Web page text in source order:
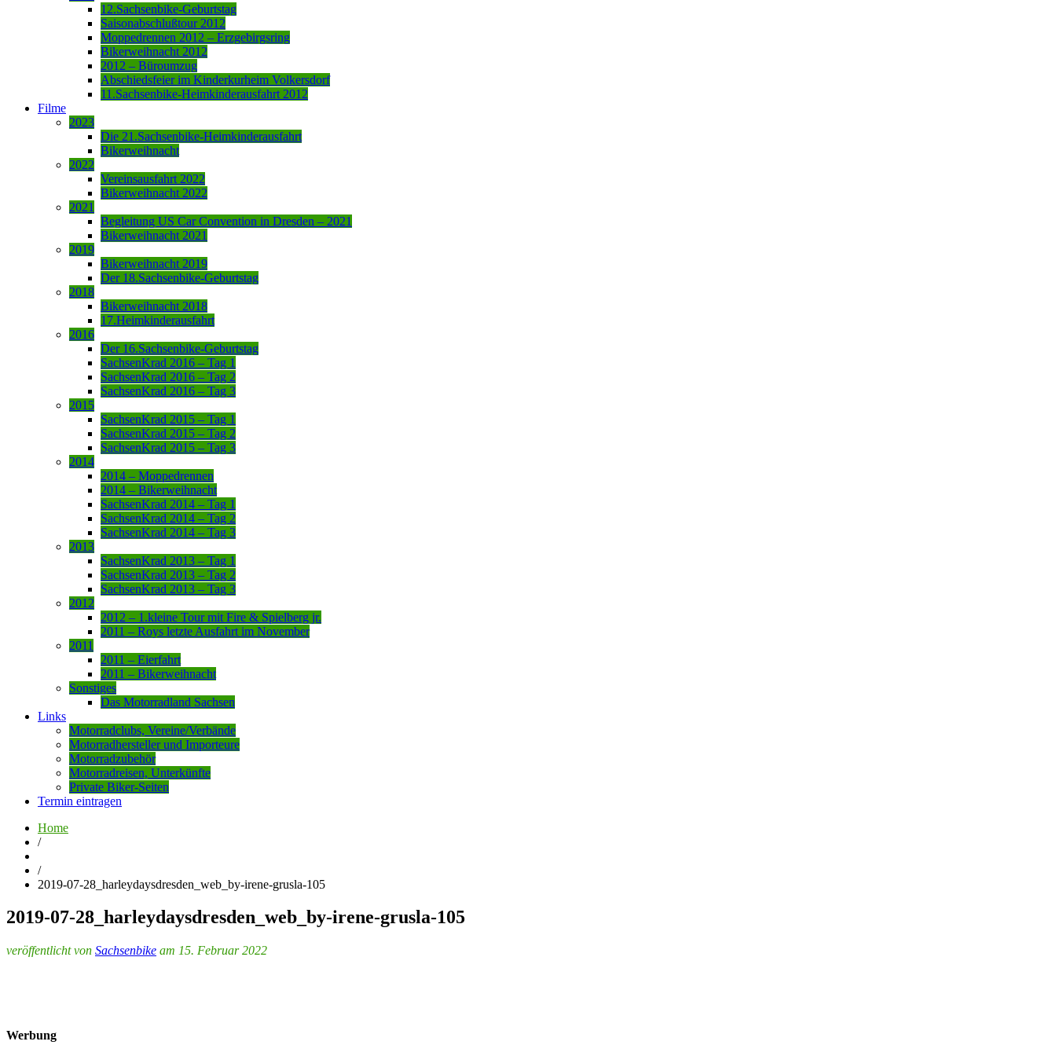
12.Sachsenbike-Geburtstag
Saisonabschlußtour 2012
Moppedrennen 2012 – Erzgebirgsring
Bikerweihnacht 2012
2012 – Büroumzug
Abschiedsfeier im Kinderkurheim Volkersdorf
11.Sachsenbike-Heimkinderausfahrt 2012
Filme
2023
Die 21.Sachsenbike-Heimkinderausfahrt
Bikerweihnacht
2022
Vereinsausfahrt 2022
Bikerweihnacht 2022
2021
Begleitung US Car Convention in Dresden – 2021
Bikerweihnacht 2021
2019
Bikerweihnacht 2019
Der 18.Sachsenbike-Geburtstag
2018
Bikerweihnacht 2018
17.Heimkinderausfahrt
2016
Der 16.Sachsenbike-Geburtstag
SachsenKrad 2016 – Tag 1
SachsenKrad 2016 – Tag 2
SachsenKrad 2016 – Tag 3
2015
SachsenKrad 2015 – Tag 1
SachsenKrad 2015 – Tag 2
SachsenKrad 2015 – Tag 3
2014
2014 – Moppedrennen
2014 – Bikerweihnacht
SachsenKrad 2014 – Tag 1
SachsenKrad 2014 – Tag 2
SachsenKrad 2014 – Tag 3
2013
SachsenKrad 2013 – Tag 1
SachsenKrad 2013 – Tag 2
SachsenKrad 2013 – Tag 3
2012
2012 – 1.kleine Tour mit Fire & Spielberg jr.
2011 – Roys letzte Ausfahrt im November
2011
2011 – Eierfahrt
2011 – Bikerweihnacht
Sonstiges
Das Motorradland Sachsen
Links
Motorradclubs, Vereine/Verbände
Motorradhersteller und Importeure
Motorradzubehör
Motorradreisen, Unterkünfte
Private Biker-Seiten
Termin eintragen
Home
/
/
2019-07-28_harleydaysdresden_web_by-irene-grusla-105
2019-07-28_harleydaysdresden_web_by-irene-grusla-105
veröffentlicht von Sachsenbike am 15. Februar 2022
Werbung